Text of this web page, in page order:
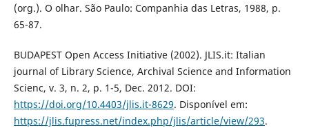
(org.). O olhar. São Paulo: Companhia das Letras, 1988, p.
65-87.
BUDAPEST Open Access Initiative (2002). JLIS.it: Italian
journal of Library Science, Archival Science and Information
Scienc, v. 3, n. 2, p. 1-5, Dec. 2012. DOI:
https://doi.org/10.4403/jlis.it-8629. Disponível em:
https://jlis.fupress.net/index.php/jlis/article/view/293.